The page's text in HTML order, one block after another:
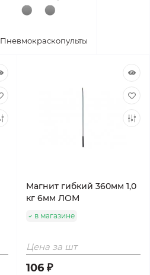
Пневмокраскопульты
Магнит гибкий 360мм 1,0
кг 6мм ЛОМ
в магазине
Цена за шт
106 ₽